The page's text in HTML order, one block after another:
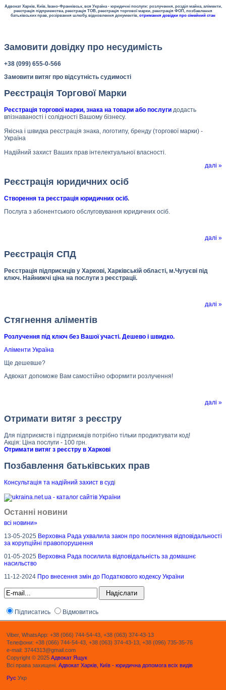
Адвокат Харків, Київ, Івано-Франківськ, вся Україна - юридичні послуги: розлучення, розділ майна, аліменти,
реєстрація підприємства, реєстрація ТОВ, реєстрація торгової марки, реєстрація ФОП, позбавлення
батьківських прав, розірвання шлюбу, відновлення документів, отримання довідки про сімейний стан
Замовити довідку про несудимість
+38 (099) 655-0-566
Замовити витяг про відсутність судимості
Реєстрація Торгової Марки
Реєстрація торгової марки, знака на товари або послуги додасть
впізнаваності і солідності Вашому бізнесу.
Якісна і швидка реєстрація знака, логотипу, бренду (торгової марки) -
Україна
Надійний захист Ваших прав інтелектуальної власності.
далі »
Реєстрація юридичних осіб
Створення та реєстрація юридичних осіб.
Послуга з абонентського обслуговування юридичних осіб.
далі »
Реєстрація СПД
Реєстрація підприємців у Харкові, Харківській області, м.Чугуєві під
ключ. Найнижчі ціна на послуги з реєстрації.
далі »
Стягнення аліментів
Розлучення під ключ без Вашої участі. Дешево і швидко.
Аліменти Україна
Ще дешевше?
Адвокат допоможе Вам самостійно оформити розлучення!
далі »
Отримати витяг з реєстру
Для підприємств і підприємців потрібно тільки продиктувати код!
Акція: Ціна послуги - 100 грн.
Отримати витяг з реєстру в Харкові
Позбавлення батьківських прав
Консультація та надійний захист в суді
Останні новини
всі новини»
13-05-2025 Верховна Рада ухвалила закон про посилення відповідальності
за корупційні правопорушення
01-05-2025 Верховна Рада посилила відповідальність за домашнє
насильство
11-12-2024 Про внесення змін до Податкового кодексу України
Підписатись Відмовитись
Viber, WhatsApp: +38 (066) 744-54-43, +38 (063) 374-43-13
Телефони: +38 (066) 744-54-43, +38 (063) 374-43-13, +38 (096) 735-35-76
e-mail: 3744313@gmail.com
Copyright © 2025 Адвокат Ящук
Всі права захищені. Адвокат Харків, Київ - юридична допомога всіх видів
Рус Укр